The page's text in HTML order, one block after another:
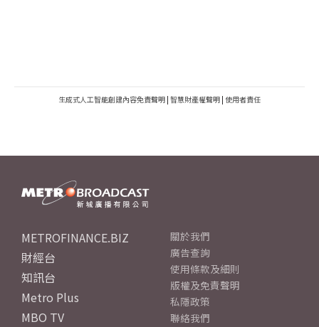
生成式人工智能創建內容免責聲明 | 智慧財產權聲明 | 使用者責任
METROFINANCE.BIZ
財經台
知訊台
Metro Plus
MBO TV
關於我們
廣告查詢
使用條款及細則
版權及免責聲明
私隱政策
聯絡我們